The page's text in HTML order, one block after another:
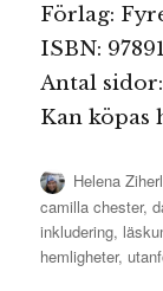
Förlag:
ISBN:
Antal
Kan köpas
Författare
Helena Ziherl
camilla chester,
inkludering,
hemligheter,